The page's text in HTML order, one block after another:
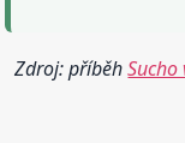
Zdroj: příběhSucho